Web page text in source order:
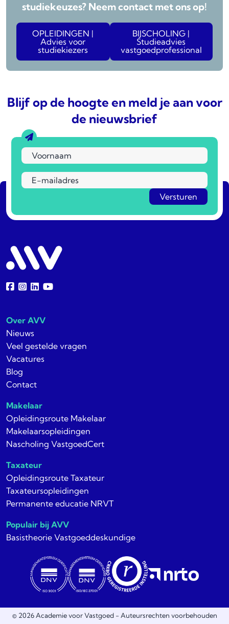
studiekeuzes? Neem contact met ons op!
OPLEIDINGEN |
Advies voor
studiekiezers
BIJSCHOLING |
Studieadvies
vastgoedprofessional
Blijf op de hoogte en meld je aan voor
de nieuwsbrief
Over AVV
Nieuws
Veel gestelde vragen
Vacatures
Blog
Contact
Makelaar
Opleidingsroute Makelaar
Makelaarsopleidingen
Nascholing VastgoedCert
Taxateur
Opleidingsroute Taxateur
Taxateursopleidingen
Permanente educatie NRVT
Populair bij AVV
Basistheorie Vastgoeddeskundige
© 2026 Academie voor Vastgoed - Auteursrechten voorbehouden